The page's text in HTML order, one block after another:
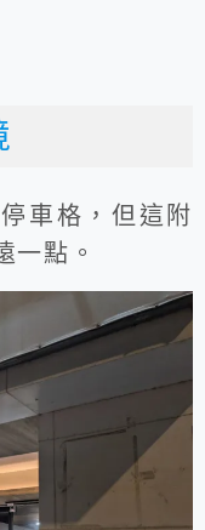
車格，但這附
一點。